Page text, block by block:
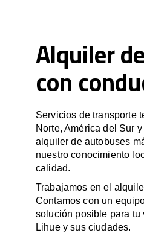
Alquiler
con
Servicios de transporte
Norte, América del Sur
alquiler de autobuses
nuestro conocimiento
calidad.
Trabajamos en el
Contamos con un
solución posible para tu
Lihue y sus ciudades.